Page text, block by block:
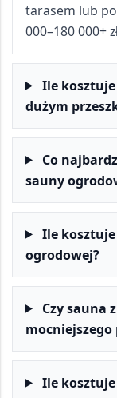
tarasem lub
000–180 000+
Ile
dużym
Co
sauny
Ile
ogrodowej?
Czy sauna
mocniejszego
Ile